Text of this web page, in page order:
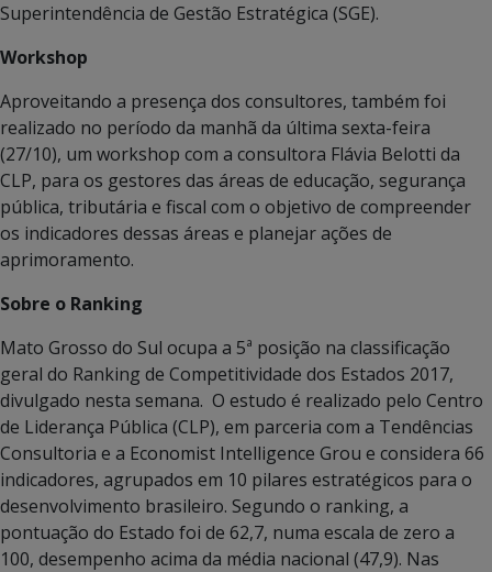
Superintendência de Gestão Estratégica (SGE).
Workshop
Aproveitando a presença dos consultores, também foi
realizado no período da manhã da última sexta-feira
(27/10), um workshop com a consultora Flávia Belotti da
CLP, para os gestores das áreas de educação, segurança
pública, tributária e fiscal com o objetivo de compreender
os indicadores dessas áreas e planejar ações de
aprimoramento.
Sobre o Ranking
Mato Grosso do Sul ocupa a 5ª posição na classificação
geral do Ranking de Competitividade dos Estados 2017,
divulgado nesta semana. O estudo é realizado pelo Centro
de Liderança Pública (CLP), em parceria com a Tendências
Consultoria e a Economist Intelligence Grou e considera 66
indicadores, agrupados em 10 pilares estratégicos para o
desenvolvimento brasileiro. Segundo o ranking, a
pontuação do Estado foi de 62,7, numa escala de zero a
100, desempenho acima da média nacional (47,9). Nas